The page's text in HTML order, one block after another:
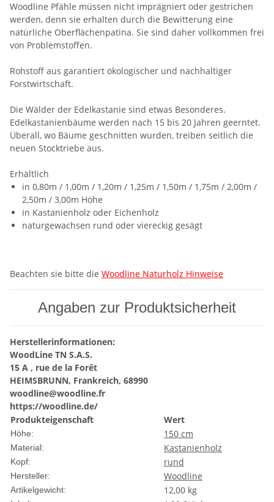
Woodline Pfähle müssen nicht imprägniert oder gestrichen
werden, denn sie erhalten durch die Bewitterung eine
natürliche Oberflächenpatina. Sie sind daher vollkommen frei
von Problemstoffen.
Rohstoff aus garantiert ökologischer und nachhaltiger
Forstwirtschaft.
Die Wälder der Edelkastanie sind etwas Besonderes.
Edelkastanienbäume werden nach 15 bis 20 Jahren geerntet.
Überall, wo Bäume geschnitten wurden, treiben seitlich die
neuen Stocktriebe aus.
Erhältlich
in 0,80m / 1,00m / 1,20m / 1,25m / 1,50m / 1,75m / 2,00m /
2,50m / 3,00m Höhe
in Kastanienholz oder Eichenholz
naturgewachsen rund oder viereckig gesägt
Beachten sie bitte die Woodline Naturholz Hinweise
Angaben zur Produktsicherheit
Herstellerinformationen:
WoodLine TN S.A.S.
15 A , rue de la Forêt
HEIMSBRUNN, Frankreich, 68990
woodline@woodline.fr
https://woodline.de/
Produkteigenschaft
Wert
Höhe: 150 cm
Material: Kastanienholz
Kopf: rund
Hersteller: Woodline
Artikelgewicht: 12,00 kg